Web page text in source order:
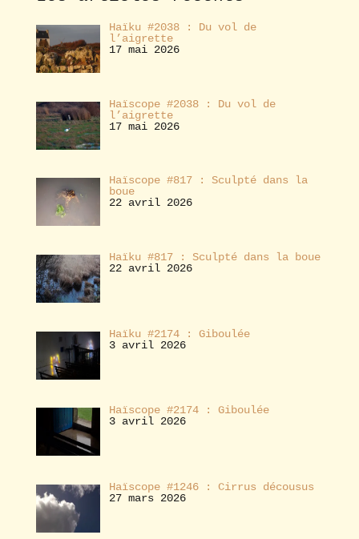
Haïku #2038 : Du vol de
l’aigrette
17 mai 2026
Haïscope #2038 : Du vol de
l’aigrette
17 mai 2026
Haïscope #817 : Sculpté dans la
boue
22 avril 2026
Haïku #817 : Sculpté dans la boue
22 avril 2026
Haïku #2174 : Giboulée
3 avril 2026
Haïscope #2174 : Giboulée
3 avril 2026
Haïscope #1246 : Cirrus décousus
27 mars 2026